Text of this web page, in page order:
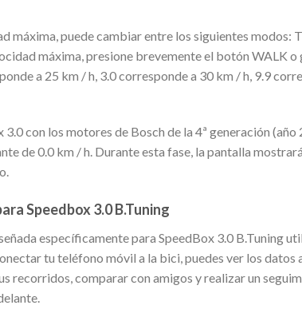
máxima, puede cambiar entre los siguientes
máxima, presione brevemente el botón WALK
a 25 km / h, 3.0 corresponde a 30 km / h, 9.9
3.0 con los motores de Bosch de la 4ª generación
de 0.0 km / h. Durante esta fase, la pantalla
Speedbox 3.0 B.Tuning
específicamente para SpeedBox 3.0
tu teléfono móvil a la bici, puedes ver los
recorridos, comparar con amigos y realizar un